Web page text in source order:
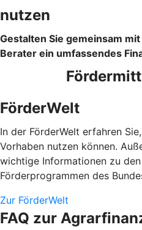
nutzen
Gestalten Sie gemeinsam
Berater ein umfassendes
FörderWelt
In der FörderWelt erfahren
Vorhaben nutzen können.
wichtige Informationen zu
Förderprogrammen des
Zur FörderWelt
FAQ zur